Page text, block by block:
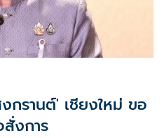
กรานต์' เชียงใหม่ ขอ
งการ